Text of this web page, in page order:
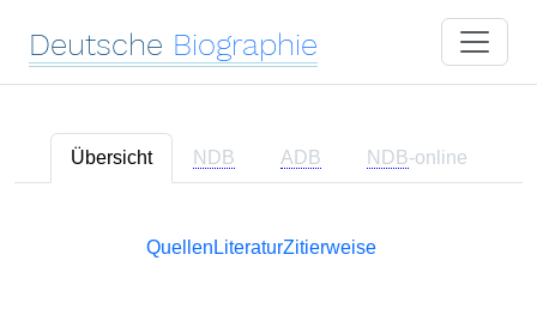
Deutsche Biographie
Übersicht NDB ADB NDB-online
Quellen LiteraturZitierweise